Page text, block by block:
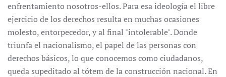
enfrentamiento nosotros-ellos. Para esa ideología el libre
ejercicio de los derechos resulta en muchas ocasiones
molesto, entorpecedor, y al final "intolerable". Donde
triunfa el nacionalismo, el papel de las personas con
derechos básicos, lo que conocemos como ciudadanos,
queda supeditado al tótem de la construcción nacional. En